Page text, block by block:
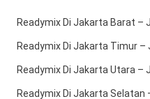
Readymix Di Jakarta Barat –
Readymix Di Jakarta Timur
Readymix Di Jakarta Utara –
Readymix Di Jakarta